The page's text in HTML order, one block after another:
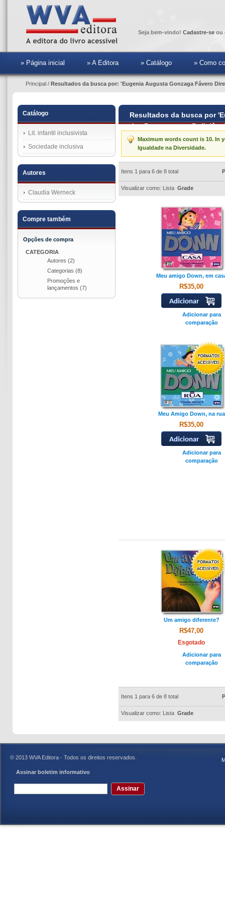
Seja bem-vindo! Cadastre-se ou
» Página inicial » A Editora » Catálogo » Como
Principal / Resultados da busca por: 'Eugenia Augusta Gonzaga Fávero
Resultados da busca por
das Pessoas com
Maximum words count is 10. In
Igualdade na Diversidade.
Itens 1 para 6 de 8 total
Visualizar como: Lista Grade
Meu amigo Down, em
R$35,00
Adicionar para
comparação
Meu Amigo Down, na rua
R$35,00
Adicionar para
comparação
Um amigo diferente?
R$47,00
Esgotado
Adicionar para
comparação
Itens 1 para 6 de 8 total
Visualizar como: Lista Grade
Catálogo
Lit. infantil inclusivista
Sociedade inclusiva
Autores
Claudia Werneck
Compre também
Opções de compra
CATEGORIA
Autores (2)
Categorias (8)
Promoções e
lançamentos (7)
© 2013 WVA Editora - Todos os direitos reservados.
Assinar boletim informativo
Assinar